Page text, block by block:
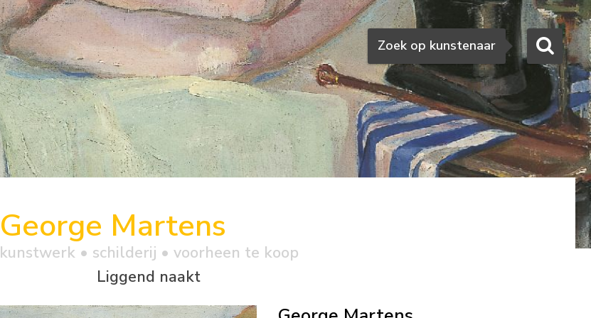
Zoeken
Zoek op kunstenaar
George Martens
kunstwerk • schilderij • voorheen te koop
Liggend naakt